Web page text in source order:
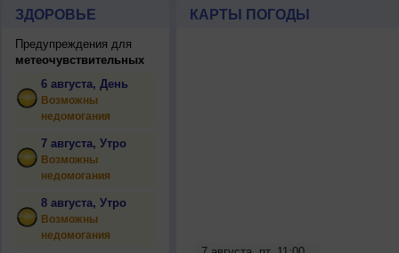
ЗДОРОВЬЕ
Предупреждения для
метеочувствительных
6 августа, День
Возможны
недомогания
7 августа, Утро
Возможны
недомогания
8 августа, Утро
Возможны
недомогания
КАРТЫ ПОГОДЫ